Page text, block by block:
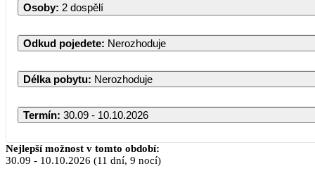
Osoby: 2 dospělí
Odkud pojedete: Nerozhoduje
Délka pobytu: Nerozhoduje
Termín: 30.09 - 10.10.2026
Nejlepší možnost v tomto období:
30.09 - 10.10.2026 (11 dní, 9 nocí)